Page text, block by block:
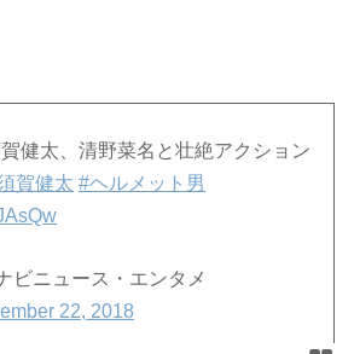
賀健太、清野菜名と壮絶アクション
賀健太 #ヘルメット男
ビニュース・エンタメ
22, 2018